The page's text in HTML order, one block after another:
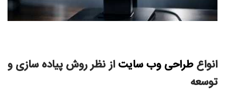
انواعطراحی وب سایتاز نظر روش پیاده‌ سازی و
توسعه